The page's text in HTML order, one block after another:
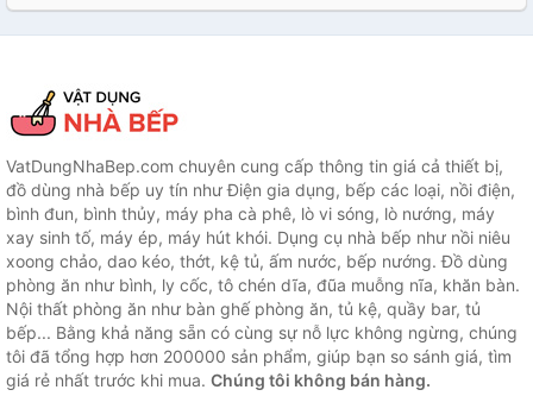
VatDungNhaBep.com chuyên cung cấp thông tin giá cả thiết bị,
đồ dùng nhà bếp uy tín như Điện gia dụng, bếp các loại, nồi điện,
bình đun, bình thủy, máy pha cà phê, lò vi sóng, lò nướng, máy
xay sinh tố, máy ép, máy hút khói. Dụng cụ nhà bếp như nồi niêu
xoong chảo, dao kéo, thớt, kệ tủ, ấm nước, bếp nướng. Đồ dùng
phòng ăn như bình, ly cốc, tô chén dĩa, đũa muỗng nĩa, khăn bàn.
Nội thất phòng ăn như bàn ghế phòng ăn, tủ kệ, quầy bar, tủ
bếp... Bằng khả năng sẵn có cùng sự nỗ lực không ngừng, chúng
tôi đã tổng hợp hơn 200000 sản phẩm, giúp bạn so sánh giá, tìm
giá rẻ nhất trước khi mua. Chúng tôi không bán hàng.